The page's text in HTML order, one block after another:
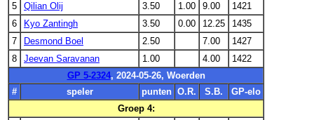
5
Qilian Olij 3.50 1.00 9.00
1421
6
Kyo Zantingh 3.50 0.00 12.25
1435
7
Desmond Boel 2.50 7.00
1427
8
Jeevan Saravanan 1.00 4.00
1422
GP 5-2324, 2024-05-26, Woerden
#
speler punten O.R. S.B.
GP-elo
Groep 4: